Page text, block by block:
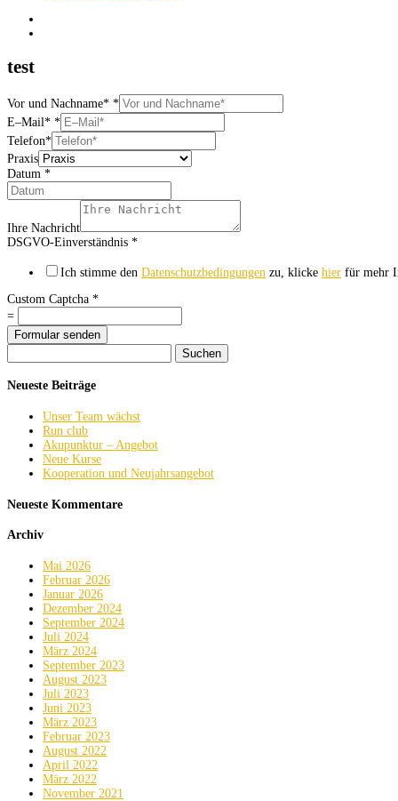
test
Vor und Nachname* *
E–Mail* *
Telefon*
Praxis
Datum *
Ihre Nachricht
DSGVO-Einverständnis *
Ich stimme den Datenschutzbedingungen zu, klicke hier für mehr
Custom Captcha *
=
Formular senden
nach:
Neueste Beiträge
Unser Team wächst
Run club
Akupunktur – Angebot
Neue Kurse
Kooperation und Neujahrsangebot
Neueste Kommentare
Archiv
Mai 2026
Februar 2026
Januar 2026
Dezember 2024
September 2024
Juli 2024
März 2024
September 2023
August 2023
Juli 2023
Juni 2023
März 2023
Februar 2023
August 2022
April 2022
März 2022
November 2021